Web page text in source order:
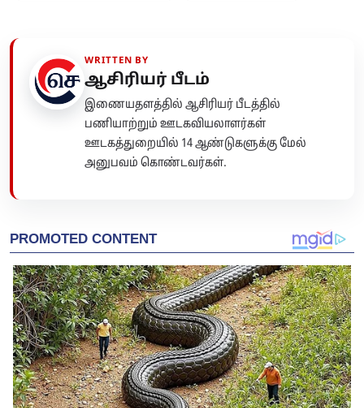
WRITTEN BY
ஆசிரியர் பீடம்
இணையதளத்தில் ஆசிரியர் பீடத்தில்
பணியாற்றும் ஊடகவியலாளர்கள்
ஊடகத்துறையில் 14 ஆண்டுகளுக்கு மேல்
அனுபவம் கொண்டவர்கள்.